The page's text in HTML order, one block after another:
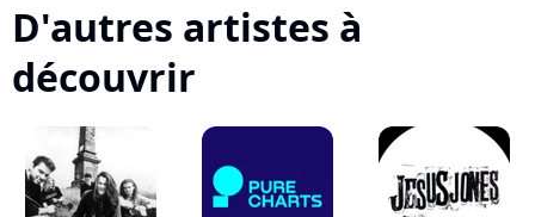
D'autres artistes à
découvrir